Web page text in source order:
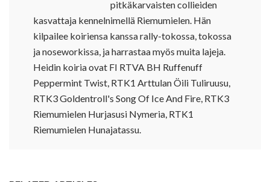
pitkäkarvaisten collieiden
kasvattaja kennelnimellä Riemumielen. Hän
kilpailee koiriensa kanssa rally-tokossa, tokossa
ja noseworkissa, ja harrastaa myös muita lajeja.
Heidin koiria ovat FI RTVA BH Ruffenuff
Peppermint Twist, RTK1 Arttulan Öili Tuliruusu,
RTK3 Goldentroll's Song Of Ice And Fire, RTK3
Riemumielen Hurjasusi Nymeria, RTK1
Riemumielen Hunajatassu.